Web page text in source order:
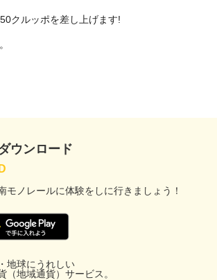
クルッポを差し上げます!
ウンロード
モノレールに体験をしに行きましょう！
地球にうれしい
地域通貨）サービス。